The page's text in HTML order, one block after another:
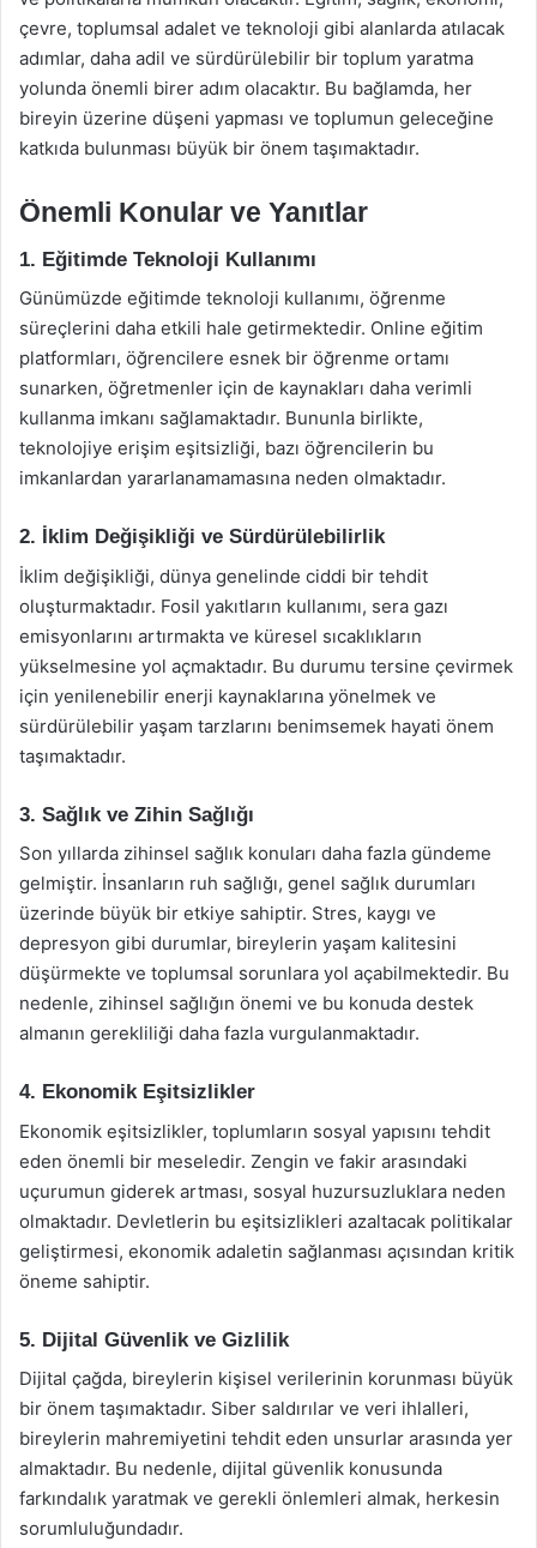
çevre, toplumsal adalet ve teknoloji gibi alanlarda atılacak
adımlar, daha adil ve sürdürülebilir bir toplum yaratma
yolunda önemli birer adım olacaktır. Bu bağlamda, her
bireyin üzerine düşeni yapması ve toplumun geleceğine
katkıda bulunması büyük bir önem taşımaktadır.
Önemli Konular ve Yanıtlar
1. Eğitimde Teknoloji Kullanımı
Günümüzde eğitimde teknoloji kullanımı, öğrenme
süreçlerini daha etkili hale getirmektedir. Online eğitim
platformları, öğrencilere esnek bir öğrenme ortamı
sunarken, öğretmenler için de kaynakları daha verimli
kullanma imkanı sağlamaktadır. Bununla birlikte,
teknolojiye erişim eşitsizliği, bazı öğrencilerin bu
imkanlardan yararlanamamasına neden olmaktadır.
2. İklim Değişikliği ve Sürdürülebilirlik
İklim değişikliği, dünya genelinde ciddi bir tehdit
oluşturmaktadır. Fosil yakıtların kullanımı, sera gazı
emisyonlarını artırmakta ve küresel sıcaklıkların
yükselmesine yol açmaktadır. Bu durumu tersine çevirmek
için yenilenebilir enerji kaynaklarına yönelmek ve
sürdürülebilir yaşam tarzlarını benimsemek hayati önem
taşımaktadır.
3. Sağlık ve Zihin Sağlığı
Son yıllarda zihinsel sağlık konuları daha fazla gündeme
gelmiştir. İnsanların ruh sağlığı, genel sağlık durumları
üzerinde büyük bir etkiye sahiptir. Stres, kaygı ve
depresyon gibi durumlar, bireylerin yaşam kalitesini
düşürmekte ve toplumsal sorunlara yol açabilmektedir. Bu
nedenle, zihinsel sağlığın önemi ve bu konuda destek
almanın gerekliliği daha fazla vurgulanmaktadır.
4. Ekonomik Eşitsizlikler
Ekonomik eşitsizlikler, toplumların sosyal yapısını tehdit
eden önemli bir meseledir. Zengin ve fakir arasındaki
uçurumun giderek artması, sosyal huzursuzluklara neden
olmaktadır. Devletlerin bu eşitsizlikleri azaltacak politikalar
geliştirmesi, ekonomik adaletin sağlanması açısından kritik
öneme sahiptir.
5. Dijital Güvenlik ve Gizlilik
Dijital çağda, bireylerin kişisel verilerinin korunması büyük
bir önem taşımaktadır. Siber saldırılar ve veri ihlalleri,
bireylerin mahremiyetini tehdit eden unsurlar arasında yer
almaktadır. Bu nedenle, dijital güvenlik konusunda
farkındalık yaratmak ve gerekli önlemleri almak, herkesin
sorumluluğundadır.